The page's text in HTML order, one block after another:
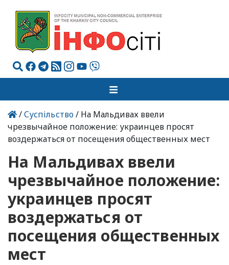
/Суспільство/ На Мальдивах ввели
чрезвычайное положение: украинцев просят
воздержаться от посещения общественных мест
На Мальдивах ввели
чрезвычайное положение:
украинцев просят
воздержаться от
посещения общественных
мест